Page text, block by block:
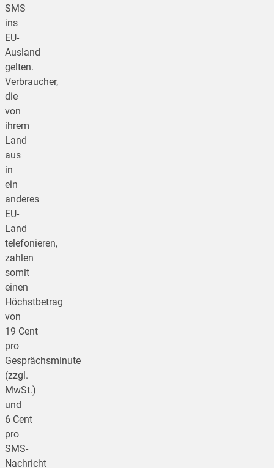
SMS
ins
EU-
Ausland
gelten.
Verbraucher,
die
von
ihrem
Land
aus
in
ein
anderes
EU-
Land
telefonieren,
zahlen
somit
einen
Höchstbetrag
von
19 Cent
pro
Gesprächsminute
(zzgl.
MwSt.)
und
6 Cent
pro
SMS-
Nachricht